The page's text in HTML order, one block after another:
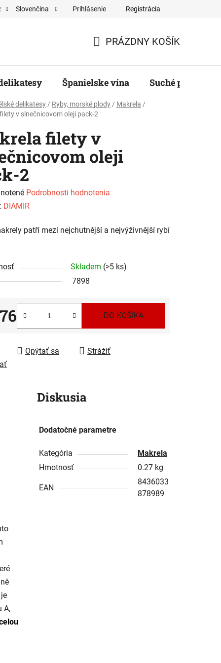
Slovenčina Prihlásenie Registrácia
KOŠÍK
PRÁZDNY KOŠÍK
Španielske vína Suché plody,
delikatesy / Ryby, morské plody / Makrela /
v slnečnicovom oleji pack-2
filety v
oleji
2
Podrobnosti hodnotenia
DIAMIR
patří mezi nejchutnější a nejvýživnější rybí
Skladem (>5 ks)
7898
cena:
DO KOŠÍKA
Opýtať sa
Strážiť
Diskusia
A,
Dodatočné parametre
Kategória
Makrela
Hmotnosť
0.27 kg
EAN
8436033
878989